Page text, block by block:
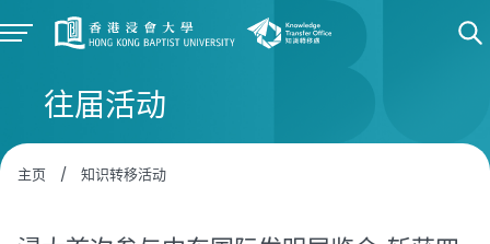
往届活动
主页 / 知识转移活动